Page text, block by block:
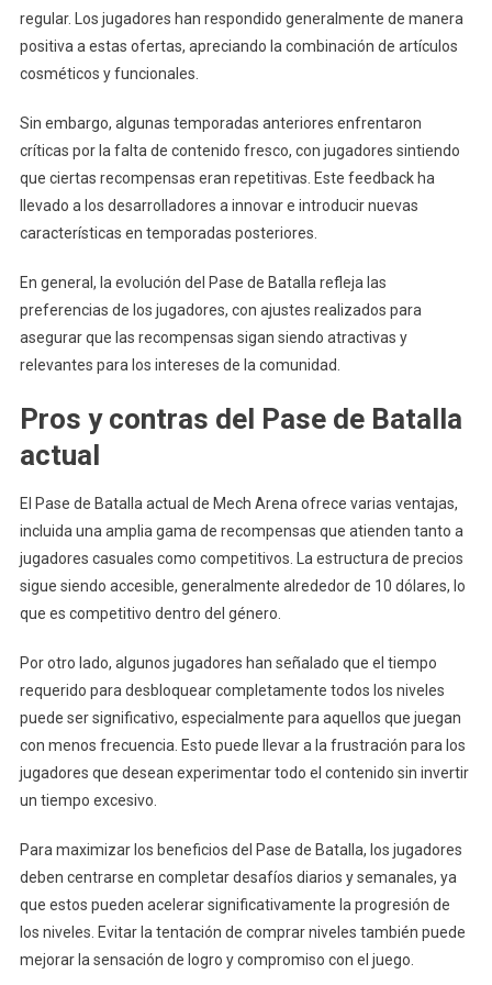
regular. Los jugadores han respondido generalmente de manera
positiva a estas ofertas, apreciando la combinación de artículos
cosméticos y funcionales.
Sin embargo, algunas temporadas anteriores enfrentaron
críticas por la falta de contenido fresco, con jugadores sintiendo
que ciertas recompensas eran repetitivas. Este feedback ha
llevado a los desarrolladores a innovar e introducir nuevas
características en temporadas posteriores.
En general, la evolución del Pase de Batalla refleja las
preferencias de los jugadores, con ajustes realizados para
asegurar que las recompensas sigan siendo atractivas y
relevantes para los intereses de la comunidad.
Pros y contras del Pase de Batalla
actual
El Pase de Batalla actual de Mech Arena ofrece varias ventajas,
incluida una amplia gama de recompensas que atienden tanto a
jugadores casuales como competitivos. La estructura de precios
sigue siendo accesible, generalmente alrededor de 10 dólares, lo
que es competitivo dentro del género.
Por otro lado, algunos jugadores han señalado que el tiempo
requerido para desbloquear completamente todos los niveles
puede ser significativo, especialmente para aquellos que juegan
con menos frecuencia. Esto puede llevar a la frustración para los
jugadores que desean experimentar todo el contenido sin invertir
un tiempo excesivo.
Para maximizar los beneficios del Pase de Batalla, los jugadores
deben centrarse en completar desafíos diarios y semanales, ya
que estos pueden acelerar significativamente la progresión de
los niveles. Evitar la tentación de comprar niveles también puede
mejorar la sensación de logro y compromiso con el juego.